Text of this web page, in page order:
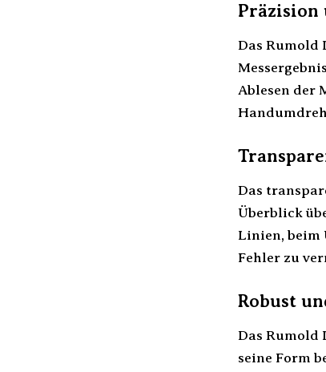
Präzision
Das
Ablesen der
Das
Überblick
Linien, beim
Fehler zu
Robust
Das Rumold
seine Form